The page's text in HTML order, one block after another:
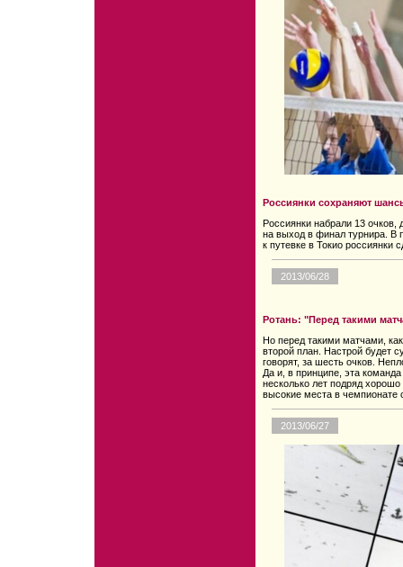
Россиянки сохраняют
Россиянки набрали 13
на выход в финал турнира. В
к путевке в Токио россиянки
2013/06/28
Ротань: "Перед такими
Но перед такими матчами,
второй план. Настрой будет
говорят, за шесть очков.
Да и, в принципе, эта
несколько лет подряд
высокие места в чемпионате
2013/06/27